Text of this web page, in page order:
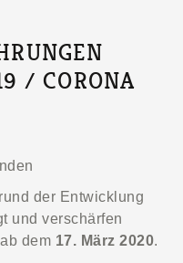
/ CORONA
der Entwicklung
und verschärfen
dem 17. März 2020.